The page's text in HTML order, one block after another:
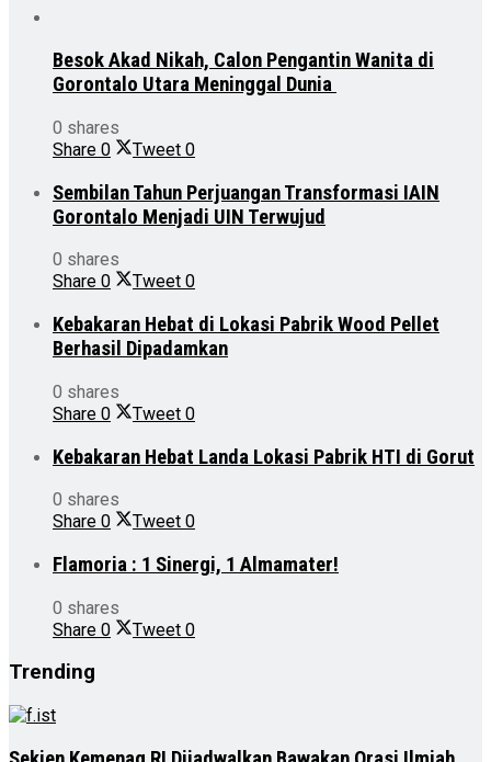
Besok Akad Nikah, Calon Pengantin Wanita di
Gorontalo Utara Meninggal Dunia
0 shares
Share 0 Tweet 0
Sembilan Tahun Perjuangan Transformasi IAIN
Gorontalo Menjadi UIN Terwujud
0 shares
Share 0 Tweet 0
Kebakaran Hebat di Lokasi Pabrik Wood Pellet
Berhasil Dipadamkan
0 shares
Share 0 Tweet 0
Kebakaran Hebat Landa Lokasi Pabrik HTI di Gorut
0 shares
Share 0 Tweet 0
Flamoria : 1 Sinergi, 1 Almamater!
0 shares
Share 0 Tweet 0
Trending